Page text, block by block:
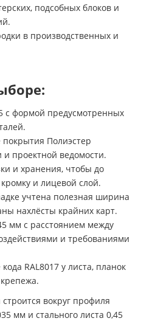
подсобных блоков и
в производственных и
с формой предусмотренных
покрытия Полиэстер
и проектной ведомости.
и хранения, чтобы до
и лицевой слой.
учтена полезная ширина
нахлёсты крайних карт.
мм с расстоянием между
и требованиями
RAL8017 у листа, планок
вокруг профиля
мм и стального листа 0,45